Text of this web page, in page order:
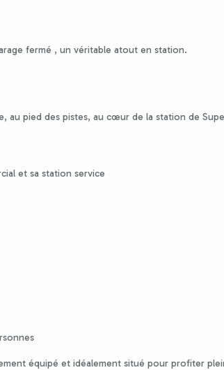
fermé , un véritable atout en station.
au pied des pistes, au cœur de la station de
et sa station service
équipé et idéalement situé pour profiter